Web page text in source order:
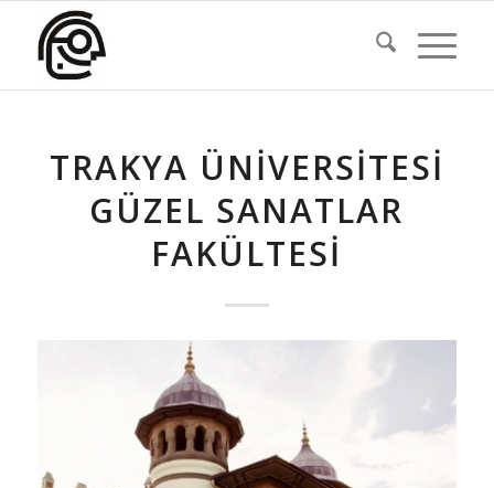
TRAKYA ÜNIVERSITESI
GÜZEL SANATLAR
FAKÜLTESI